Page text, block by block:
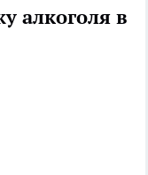
алкоголя в